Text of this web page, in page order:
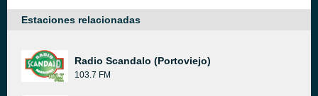
Estaciones relacionadas
Radio Scandalo (Portoviejo)
103.7 FM